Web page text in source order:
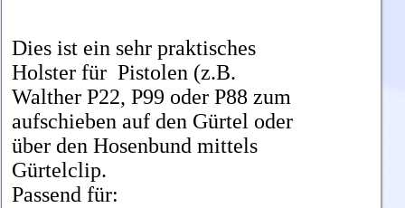
Dies ist ein sehr praktisches
Holster für Pistolen (z.B.
Walther P22, P99 oder P88 zum
aufschieben auf den Gürtel oder
über den Hosenbund mittels
Gürtelclip.
Passend für: